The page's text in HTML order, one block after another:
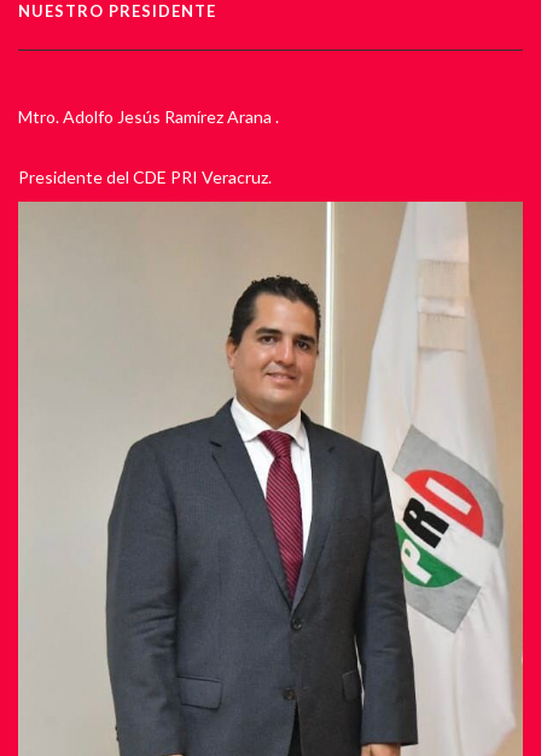
NUESTRO PRESIDENTE
Mtro. Adolfo Jesús Ramírez Arana .
Presidente del CDE PRI Veracruz.